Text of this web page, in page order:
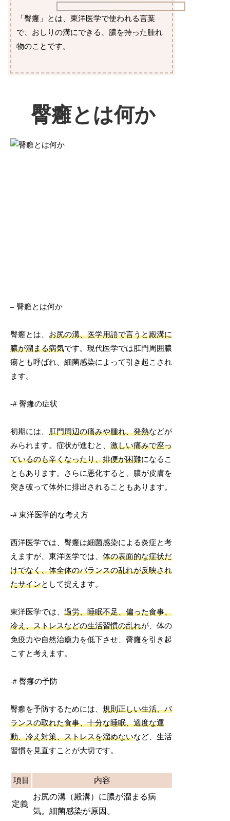
「臀癰」とは、東洋医学で使われる言葉
で、おしりの溝にできる、膿を持った腫れ
物のことです。
臀癰とは何か
– 臀癰とは何か
臀癰とは、お尻の溝、医学用語で言うと殿溝に
膿が溜まる病気です。現代医学では肛門周囲膿
瘍とも呼ばれ、細菌感染によって引き起こされ
ます。
-# 臀癰の症状
初期には、肛門周辺の痛みや腫れ、発熱などが
みられます。症状が進むと、激しい痛みで座っ
ているのも辛くなったり、排便が困難になるこ
ともあります。さらに悪化すると、膿が皮膚を
突き破って体外に排出されることもあります。
-# 東洋医学的な考え方
西洋医学では、臀癰は細菌感染による炎症と考
えますが、東洋医学では、体の表面的な症状だ
けでなく、体全体のバランスの乱れが反映され
たサインとして捉えます。
東洋医学では、過労、睡眠不足、偏った食事、
冷え、ストレスなどの生活習慣の乱れが、体の
免疫力や自然治癒力を低下させ、臀癰を引き起
こすと考えます。
-# 臀癰の予防
臀癰を予防するためには、規則正しい生活、バ
ランスの取れた食事、十分な睡眠、適度な運
動、冷え対策、ストレスを溜めないなど、生活
習慣を見直すことが大切です。
項目 内容
定義
お尻の溝（殿溝）に膿が溜まる病
気。細菌感染が原因。